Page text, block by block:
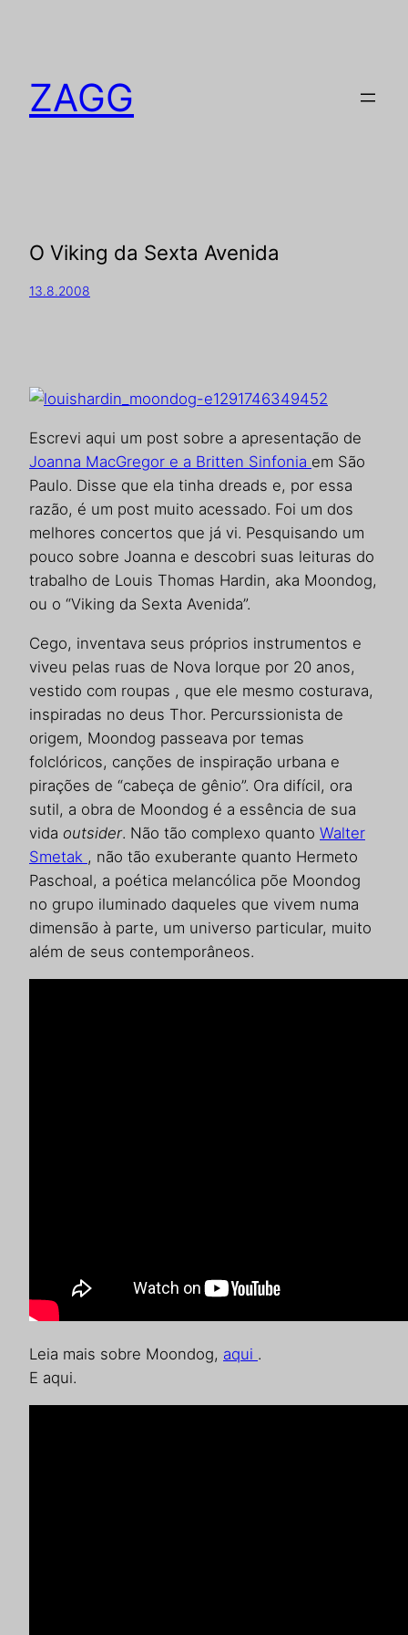
ZAGG
O Viking da Sexta Avenida
13.8.2008
Escrevi aqui um post sobre a apresentação de
Joanna MacGregor e a Britten Sinfonia em São
Paulo. Disse que ela tinha dreads e, por essa
razão, é um post muito acessado. Foi um dos
melhores concertos que já vi. Pesquisando um
pouco sobre Joanna e descobri suas leituras do
trabalho de Louis Thomas Hardin, aka Moondog,
ou o “Viking da Sexta Avenida”.
Cego, inventava seus próprios instrumentos e
viveu pelas ruas de Nova Iorque por 20 anos,
vestido com roupas , que ele mesmo costurava,
inspiradas no deus Thor. Percurssionista de
origem, Moondog passeava por temas
folclóricos, canções de inspiração urbana e
pirações de “cabeça de gênio”. Ora difícil, ora
sutil, a obra de Moondog é a essência de sua
vida outsider. Não tão complexo quanto Walter
Smetak , não tão exuberante quanto Hermeto
Paschoal, a poética melancólica põe Moondog
no grupo iluminado daqueles que vivem numa
dimensão à parte, um universo particular, muito
além de seus contemporâneos.
Leia mais sobre Moondog, aqui .
E aqui.